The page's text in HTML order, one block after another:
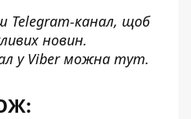
Telegram-канал, щоб
новин.
у Viber можна тут.